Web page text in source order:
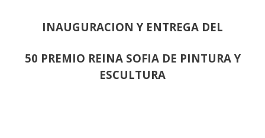
INAUGURACION Y ENTREGA DEL
50 PREMIO REINA SOFIA DE PINTURA Y
ESCULTURA